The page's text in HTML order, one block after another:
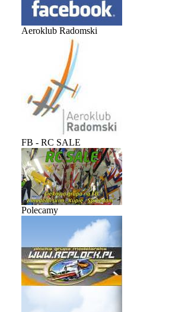
Aeroklub Radomski
FB - RC SALE
Polecamy